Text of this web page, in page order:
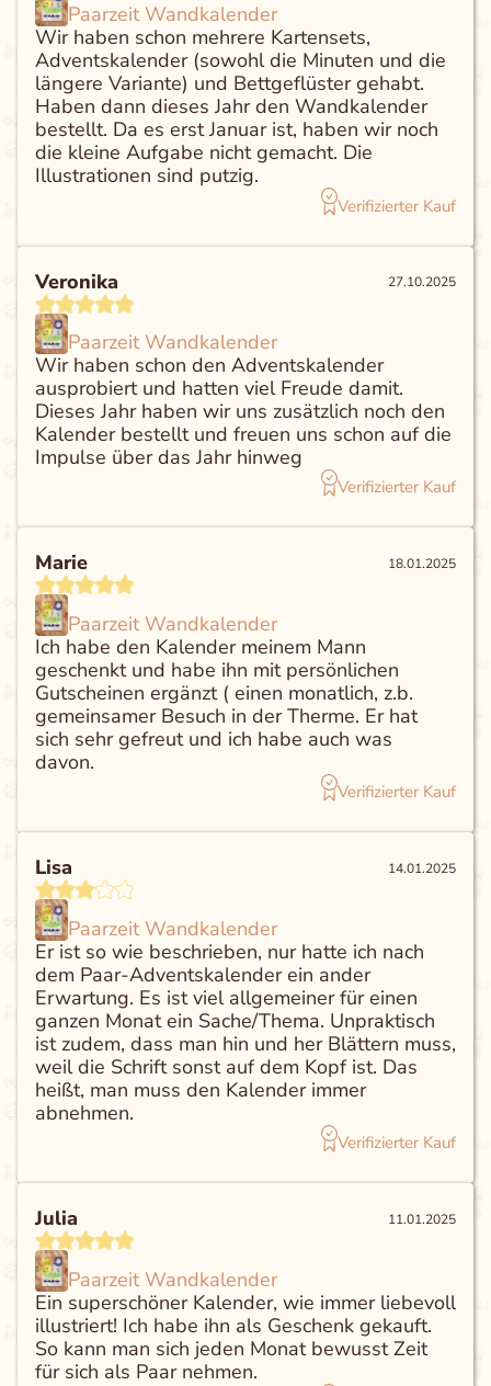
Paarzeit Wandkalender
Wir haben schon mehrere Kartensets,
Adventskalender (sowohl die Minuten und die
längere Variante) und Bettgeflüster gehabt.
Haben dann dieses Jahr den Wandkalender
bestellt. Da es erst Januar ist, haben wir noch
die kleine Aufgabe nicht gemacht. Die
Illustrationen sind putzig.
Verifizierter Kauf
Veronika 27.10.2025
Paarzeit Wandkalender
Wir haben schon den Adventskalender
ausprobiert und hatten viel Freude damit.
Dieses Jahr haben wir uns zusätzlich noch den
Kalender bestellt und freuen uns schon auf die
Impulse über das Jahr hinweg
Verifizierter Kauf
Marie 18.01.2025
Paarzeit Wandkalender
Ich habe den Kalender meinem Mann
geschenkt und habe ihn mit persönlichen
Gutscheinen ergänzt ( einen monatlich, z.b.
gemeinsamer Besuch in der Therme. Er hat
sich sehr gefreut und ich habe auch was
davon.
Verifizierter Kauf
Lisa 14.01.2025
Paarzeit Wandkalender
Er ist so wie beschrieben, nur hatte ich nach
dem Paar-Adventskalender ein ander
Erwartung. Es ist viel allgemeiner für einen
ganzen Monat ein Sache/Thema. Unpraktisch
ist zudem, dass man hin und her Blättern muss,
weil die Schrift sonst auf dem Kopf ist. Das
heißt, man muss den Kalender immer
abnehmen.
Verifizierter Kauf
Julia 11.01.2025
Paarzeit Wandkalender
Ein superschöner Kalender, wie immer liebevoll
illustriert! Ich habe ihn als Geschenk gekauft.
So kann man sich jeden Monat bewusst Zeit
für sich als Paar nehmen.